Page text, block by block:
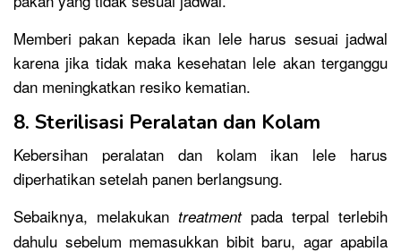
Memberi pakan kepada ikan lele harus sesuai jadwal
karena jika tidak maka kesehatan lele akan terganggu
dan meningkatkan resiko kematian.
8. Sterilisasi Peralatan dan Kolam
Kebersihan peralatan dan kolam ikan lele harus
diperhatikan setelah panen berlangsung.
Sebaiknya, melakukan treatmentpada terpal terlebih
dahulu sebelum memasukkan bibit baru, agar apabila